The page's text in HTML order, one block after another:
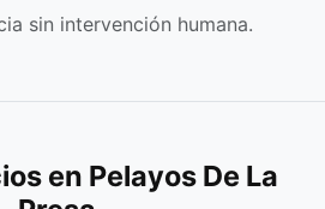
sin intervención humana.
en Pelayos De La